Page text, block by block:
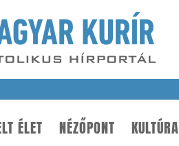
ÉLET NÉZŐPONT KULTÚRA